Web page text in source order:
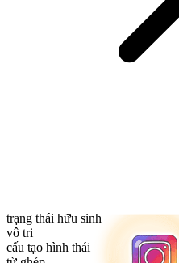
trạng thái hữu sinh
vô tri
cấu tạo hình thái